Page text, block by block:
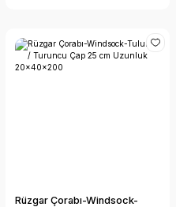
Rüzgar Çorabı-Windsock-